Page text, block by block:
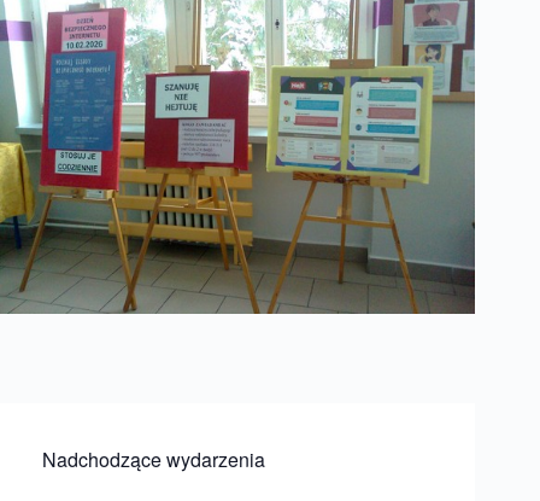
Nadchodzące wydarzenia